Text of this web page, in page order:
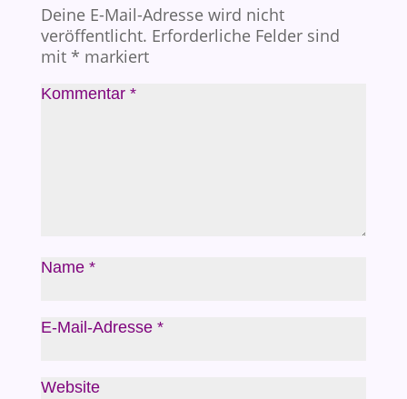
Deine E-Mail-Adresse wird nicht
veröffentlicht. Erforderliche Felder sind
mit * markiert
Kommentar *
Name *
E-Mail-Adresse *
Website